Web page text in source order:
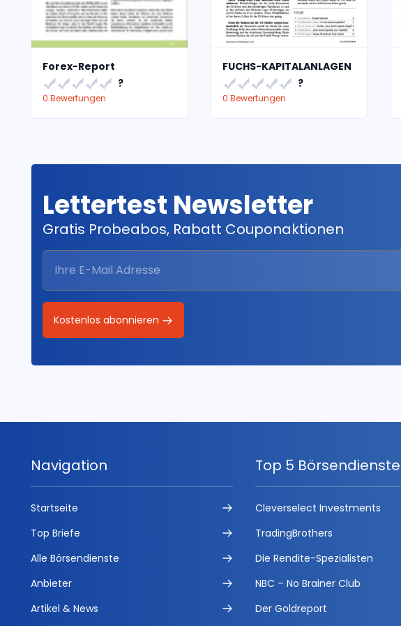
Forex-Report
?
0 Bewertungen
FUCHS-KAPITALANLAGEN
?
0 Bewertungen
Lettertest Newsletter
Gratis Probeabos, Rabatt Couponaktionen
Kostenlos abonnieren
Navigation
Startseite
Top Briefe
Alle Börsendienste
Anbieter
Artikel & News
Top 5 Börsendienste
Cleverselect Investments
TradingBrothers
Die Rendite-Spezialisten
NBC – No Brainer Club
Der Goldreport